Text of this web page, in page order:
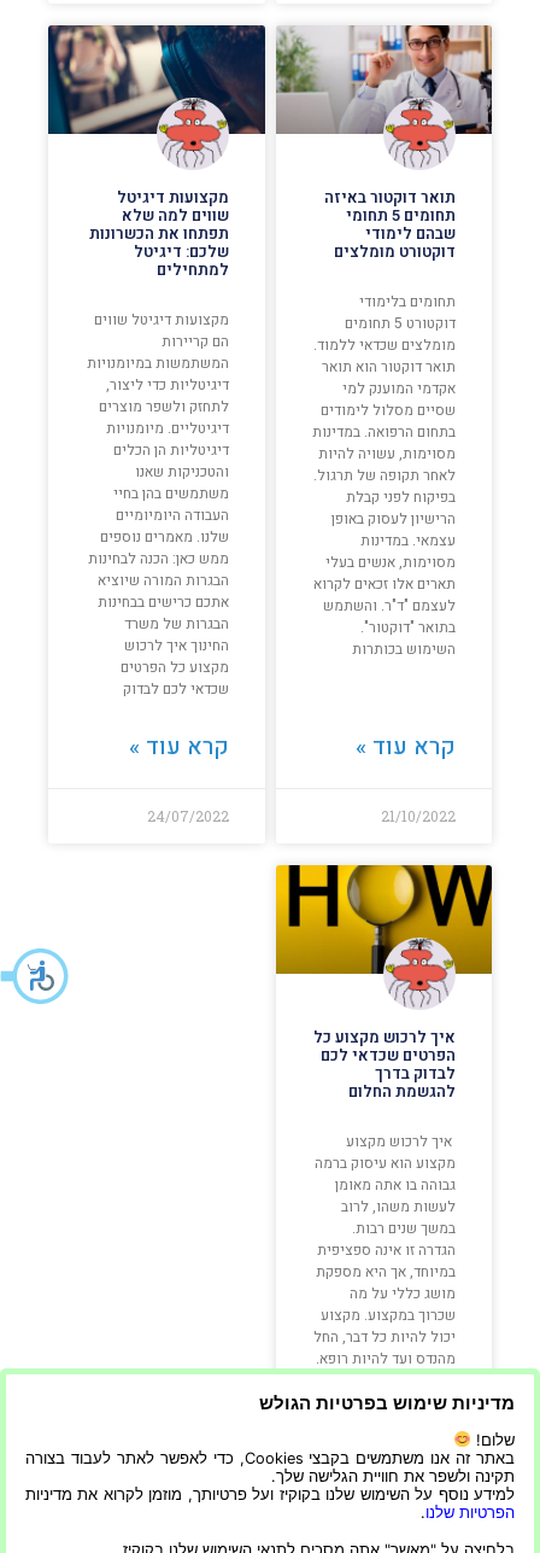
תואר דוקטור באיזה
תחומים 5 תחומי
שבהם לימודי
דוקטורט מומלצים
תחומים בלימודי
דוקטורט 5 תחומים
מומלצים שכדאי ללמוד.
תואר דוקטור הוא תואר
אקדמי המוענק למי
שסיים מסלול לימודים
בתחום הרפואה. במדינות
מסוימות, עשויה להיות
לאחר תקופה של תרגול.
בפיקוח לפני קבלת
הרישיון לעסוק באופן
עצמאי. במדינות
מסוימות, אנשים בעלי
תארים אלו זכאים לקרוא
לעצמם "ד"ר. והשתמש
בתואר "דוקטור".
השימוש בכותרות
קרא עוד »
21/10/2022
מקצועות דיגיטל
שווים למה שלא
תפתחו את הכשרונות
שלכם: דיגיטל
למתחילים
מקצועות דיגיטל שווים
הם קריירות
המשתמשות במיומנויות
דיגיטליות כדי ליצור,
לתחזק ולשפר מוצרים
דיגיטליים. מיומנויות
דיגיטליות הן הכלים
והטכניקות שאנו
משתמשים בהן בחיי
העבודה היומיומיים
שלנו. מאמרים נוספים
ממש כאן: הכנה לבחינות
הבגרות המורה שיוציא
אתכם כרישים בבחינות
הבגרות של משרד
החינוך איך לרכוש
מקצוע כל הפרטים
שכדאי לכם לבדוק
קרא עוד »
24/07/2022
איך לרכוש מקצוע כל
הפרטים שכדאי לכם
לבדוק בדרך
להגשמת החלום
איך לרכוש מקצוע
מקצוע הוא עיסוק ברמה
גבוהה בו אתה מאומן
לעשות משהו, לרוב
במשך שנים רבות.
הגדרה זו אינה ספציפית
במיוחד, אך היא מספקת
מושג כללי על מה
שכרוך במקצוע. מקצוע
יכול להיות כל דבר, החל
מהנדס ועד להיות רופא.
זה יכול להיות גם להיות
רואה חשבון או עורך
קרא עוד »
מדיניות שימוש בפרטיות הגולש
שלום!
באתר זה אנו משתמשים בקבצי Cookies, כדי לאפשר לאתר לעבוד בצורה
תקינה ולשפר את חוויית הגלישה שלך.
למידע נוסף על השימוש שלנו בקוקיז ועל פרטיותך, מוזמן לקרוא את מדיניות
הפרטיות שלנו.